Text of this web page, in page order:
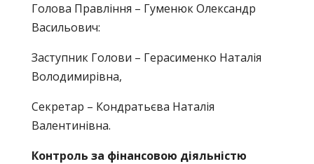
Голова Правління – Гуменюк Олександр
Васильович:
Заступник Голови – Герасименко Наталія
Володимирівна,
Секретар – Кондратьєва Наталія
Валентинівна.
Контроль за фінансовою діяльністю